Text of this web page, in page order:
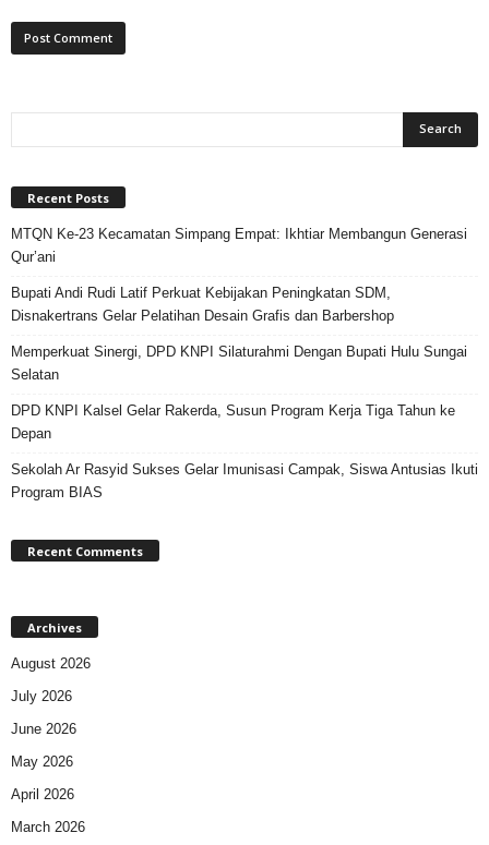
Recent Posts
MTQN Ke-23 Kecamatan Simpang Empat: Ikhtiar Membangun Generasi
Qur’ani
Bupati Andi Rudi Latif Perkuat Kebijakan Peningkatan SDM,
Disnakertrans Gelar Pelatihan Desain Grafis dan Barbershop
Memperkuat Sinergi, DPD KNPI Silaturahmi Dengan Bupati Hulu Sungai
Selatan
DPD KNPI Kalsel Gelar Rakerda, Susun Program Kerja Tiga Tahun ke
Depan
Sekolah Ar Rasyid Sukses Gelar Imunisasi Campak, Siswa Antusias Ikuti
Program BIAS
Recent Comments
Archives
August 2026
July 2026
June 2026
May 2026
April 2026
March 2026